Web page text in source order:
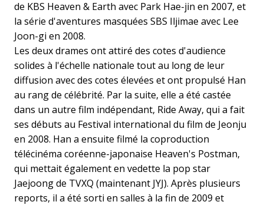
de KBS Heaven & Earth avec Park Hae-jin en 2007, et
la série d'aventures masquées SBS Iljimae avec Lee
Joon-gi en 2008.
Les deux drames ont attiré des cotes d'audience
solides à l'échelle nationale tout au long de leur
diffusion avec des cotes élevées et ont propulsé Han
au rang de célébrité. Par la suite, elle a été castée
dans un autre film indépendant, Ride Away, qui a fait
ses débuts au Festival international du film de Jeonju
en 2008. Han a ensuite filmé la coproduction
télécinéma coréenne-japonaise Heaven's Postman,
qui mettait également en vedette la pop star
Jaejoong de TVXQ (maintenant JYJ). Après plusieurs
reports, il a été sorti en salles à la fin de 2009 et